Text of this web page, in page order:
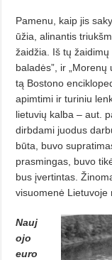
Pamenu, kaip jis
ūžia, alinantis
žaidžia. Iš tų
baladės”, ir „Mor­e­nų
tą Bostono
apimtimi ir turiniu
lietuvių kalba – aut.
dirbdami juodus
būta, buvo
prasmingas, buvo
bus įvertintas.
visuomenė Lietuvoje
Nauj
ojo
euro